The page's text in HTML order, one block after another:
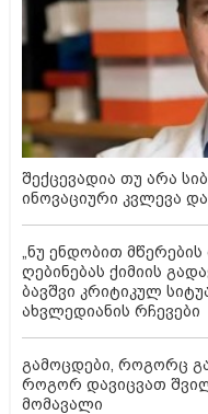
შექცევადია თუ არა
ინოვაციური კვლევა
„ნუ ენდობით
ღებინებას ქიმიის
ბავშვი კრიტიკულ
ახვლედიანის რჩევები
გამოცდები, როგორც
როგორ დავიცვათ
მომავალი